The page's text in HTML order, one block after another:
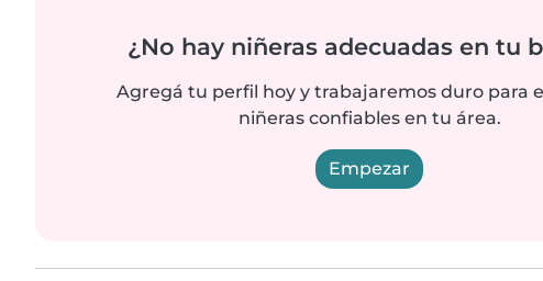
¿No hay niñeras adecuadas en tu
Agregá tu perfil hoy y trabajaremos duro para
niñeras confiables en tu área.
Empezar